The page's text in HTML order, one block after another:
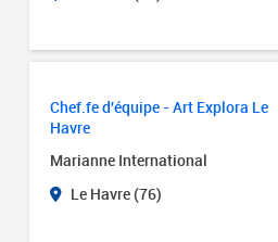
Chef.fe d'équipe - Art Explora Le
Havre
Marianne International
Le Havre (76)